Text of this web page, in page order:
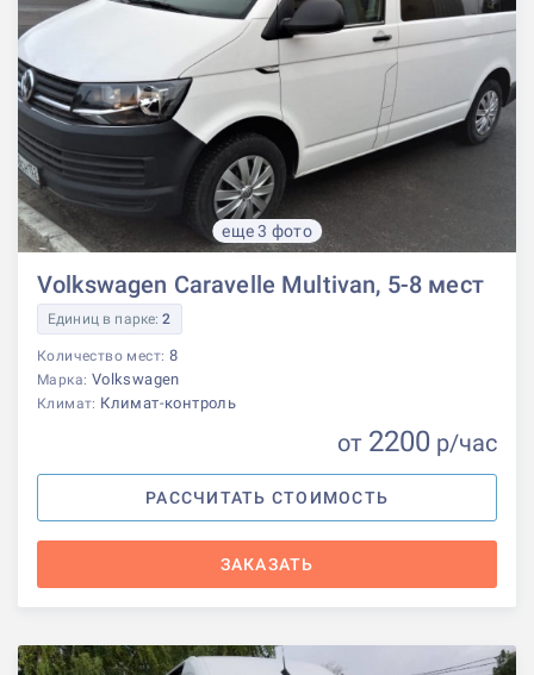
еще 3 фото
Volkswagen Caravelle Multivan, 5-8 мест
Единиц в парке:2
Количество мест: 8
Марка: Volkswagen
Климат: Климат-контроль
от 2200 р/час
РАССЧИТАТЬ СТОИМОСТЬ
ЗАКАЗАТЬ